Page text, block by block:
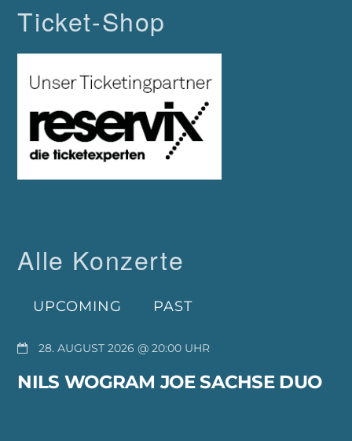
Ticket-Shop
Alle Konzerte
UPCOMING PAST
28. AUGUST 2026 @ 20:00
NILS WOGRAM JOE SACHSE DUO